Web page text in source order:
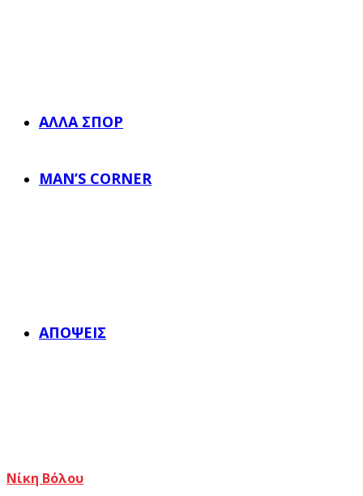
ΆΛΛΑ ΣΠΟΡ
MAN’S CORNER
ΑΠΌΨΕΙΣ
Νίκη Βόλου